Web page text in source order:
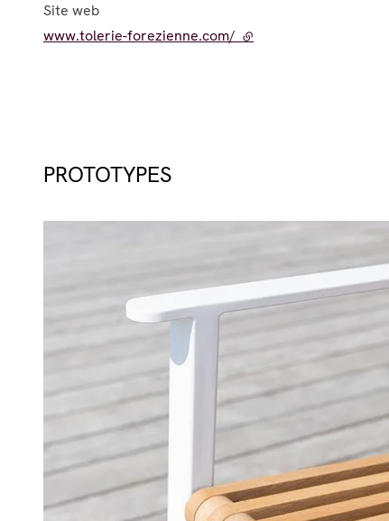
Site web
www.tolerie-forezienne.com/ - lien externe
PROTOTYPES